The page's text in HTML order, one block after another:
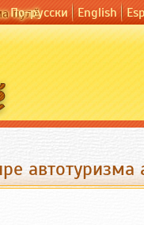
пулӗ
По-русски English
автотуризма